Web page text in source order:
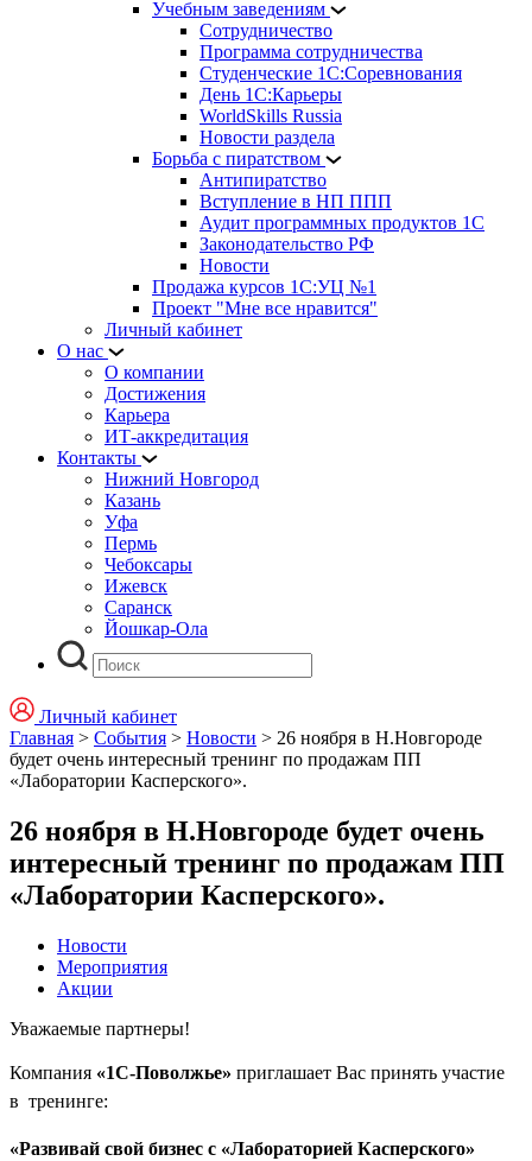
Учебным заведениям
Сотрудничество
Программа сотрудничества
Студенческие 1С:Соревнования
День 1С:Карьеры
WorldSkills Russia
Новости раздела
Борьба с пиратством
Антипиратство
Вступление в НП ППП
Аудит программных продуктов 1С
Законодательство РФ
Новости
Продажа курсов 1С:УЦ №1
Проект "Мне все нравится"
Личный кабинет
О нас
О компании
Достижения
Карьера
ИТ-аккредитация
Контакты
Нижний Новгород
Казань
Уфа
Пермь
Чебоксары
Ижевск
Саранск
Йошкар-Ола
Личный кабинет
Главная > События > Новости > 26 ноября в Н.Новгороде
будет очень интересный тренинг по продажам ПП
«Лаборатории Касперского».
26 ноября в Н.Новгороде будет очень
интересный тренинг по продажам ПП
«Лаборатории Касперского».
Новости
Мероприятия
Акции
Уважаемые партнеры!
Компания «1C-Поволжье» приглашает Вас принять участие
в тренинге:
«Развивай свой бизнес с «Лабораторией Касперского»